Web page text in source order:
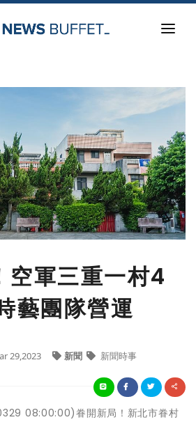
空軍三重一村4
藝團隊營運
29,2023 新聞 新聞時事
08:00:00)眷開新局！新北市眷村